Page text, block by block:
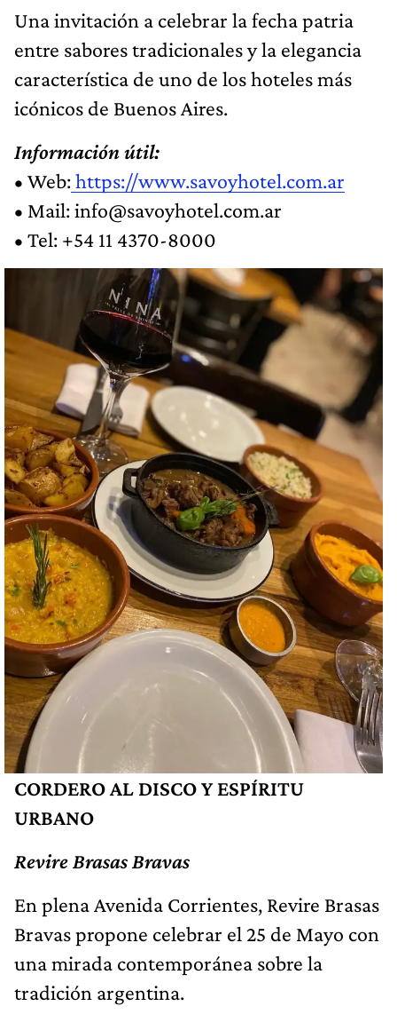
Una invitación a celebrar la fecha patria
entre sabores tradicionales y la elegancia
característica de uno de los hoteles más
icónicos de Buenos Aires.
Información útil:
• Web:https://www.savoyhotel.com.ar
• Mail:info@savoyhotel.com.ar
• Tel: +54 11 4370-8000
CORDERO AL DISCO Y ESPÍRITU
URBANO
Revire Brasas Bravas
En plena Avenida Corrientes, Revire Brasas
Bravas propone celebrar el 25 de Mayo con
una mirada contemporánea sobre la
tradición argentina.